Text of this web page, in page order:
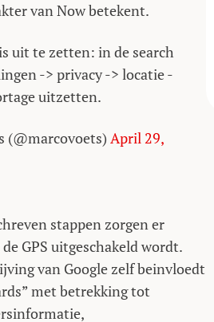
van Now betekent.
uit te zetten: in de search
-> privacy -> locatie -
uitzetten.
(@marcovoets) April 29,
stappen zorgen er
GPS uitgeschakeld wordt.
van Google zelf beinvloedt
met betrekking tot